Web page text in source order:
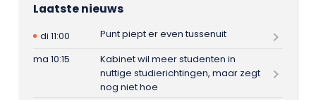
Laatste nieuws
di 11:00
Punt piept er even tussenuit
ma 10:15
Kabinet wil meer studenten in
nuttige studierichtingen, maar zegt
nog niet hoe